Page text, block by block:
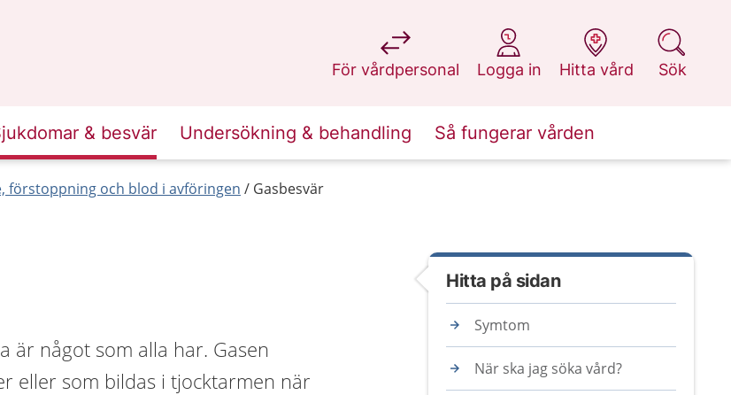
För vårdpersonal
på 1177.se
Logga in
på 1177.se
Hitta vård
på 1177.se
Sök
på 1177.se
& besvär Undersökning & behandling Så fungerar vården
förstoppning och blod i avföringen Gasbesvär
är något som alla har. Gasen
eller som bildas i tjocktarmen när
Hitta på sidan
Symtom
När ska jag söka vård?